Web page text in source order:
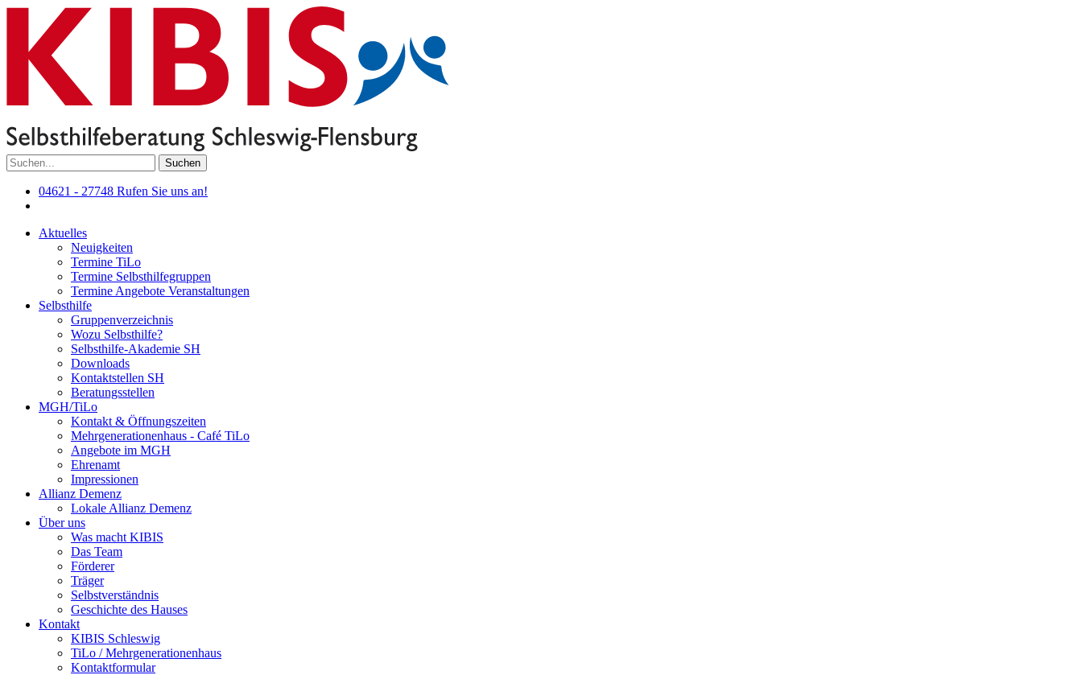
Suchen
04621 - 27748 Rufen Sie uns an!
Aktuelles
Neuigkeiten
Termine TiLo
Termine Selbsthilfegruppen
Termine Angebote Veranstaltungen
Selbsthilfe
Gruppenverzeichnis
Wozu Selbsthilfe?
Selbsthilfe-Akademie SH
Downloads
Kontaktstellen SH
Beratungsstellen
MGH/TiLo
Kontakt & Öffnungszeiten
Mehrgenerationenhaus - Café TiLo
Angebote im MGH
Ehrenamt
Impressionen
Allianz Demenz
Lokale Allianz Demenz
Über uns
Was macht KIBIS
Das Team
Förderer
Träger
Selbstverständnis
Geschichte des Hauses
Kontakt
KIBIS Schleswig
TiLo / Mehrgenerationenhaus
Kontaktformular